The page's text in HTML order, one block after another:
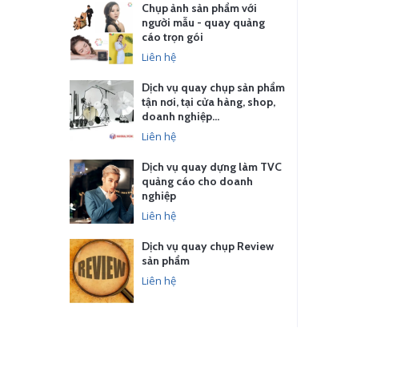
Chụp ảnh sản phẩm với
người mẫu - quay quảng
cáo trọn gói
Liên hệ
Dịch vụ quay chụp sản phẩm
tận nơi, tại cửa hàng, shop,
doanh nghiệp…
Liên hệ
Dịch vụ quay dựng làm TVC
quảng cáo cho doanh
nghiệp
Liên hệ
Dịch vụ quay chụp Review
sản phẩm
Liên hệ